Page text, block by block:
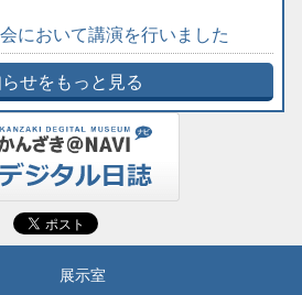
において講演を行いました
せをもっと見る
展示室